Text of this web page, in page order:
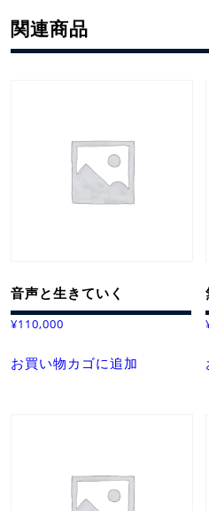
関連商品
音声と生きていく
¥110,000
お買い物カゴに追加